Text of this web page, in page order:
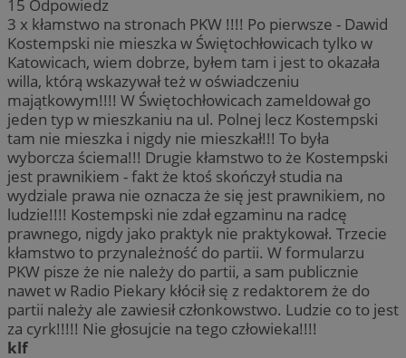
15 Odpowiedz
3 x kłamstwo na stronach PKW !!!! Po pierwsze - Dawid
Kostempski nie mieszka w Świętochłowicach tylko w
Katowicach, wiem dobrze, byłem tam i jest to okazała
willa, którą wskazywał też w oświadczeniu
majątkowym!!!! W Świętochłowicach zameldował go
jeden typ w mieszkaniu na ul. Polnej lecz Kostempski
tam nie mieszka i nigdy nie mieszkał!!! To była
wyborcza ściema!!! Drugie kłamstwo to że Kostempski
jest prawnikiem - fakt że ktoś skończył studia na
wydziale prawa nie oznacza że się jest prawnikiem, no
ludzie!!!! Kostempski nie zdał egzaminu na radcę
prawnego, nigdy jako praktyk nie praktykował. Trzecie
kłamstwo to przynależność do partii. W formularzu
PKW pisze że nie należy do partii, a sam publicznie
nawet w Radio Piekary kłócił się z redaktorem że do
partii należy ale zawiesił członkowstwo. Ludzie co to jest
za cyrk!!!!! Nie głosujcie na tego człowieka!!!!
klf